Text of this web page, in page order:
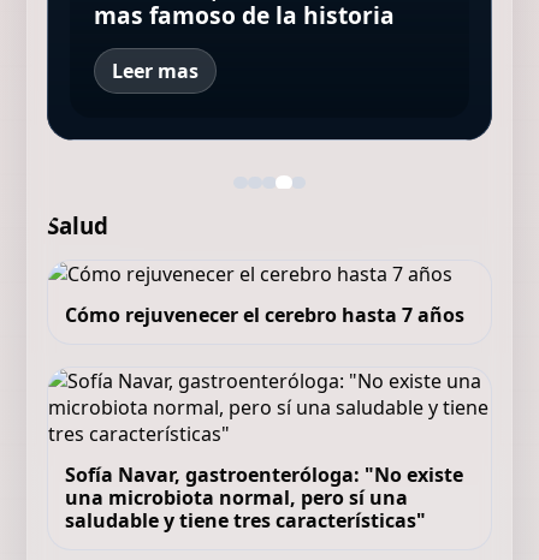
celebrar sus 80 años
reality sigue sin despegar
¿es o se hace?
mas famoso de la historia
Leer mas
amor
Salud
Cómo rejuvenecer el cerebro hasta 7 años
Sofía Navar, gastroenteróloga: "No existe
una microbiota normal, pero sí una
saludable y tiene tres características"